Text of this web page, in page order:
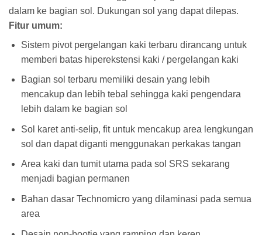
dalam ke bagian sol. Dukungan sol yang dapat dilepas.
Fitur umum:
Sistem pivot pergelangan kaki terbaru dirancang untuk
memberi batas hiperekstensi kaki / pergelangan kaki
Bagian sol terbaru memiliki desain yang lebih
mencakup dan lebih tebal sehingga kaki pengendara
lebih dalam ke bagian sol
Sol karet anti-selip, fit untuk mencakup area lengkungan
sol dan dapat diganti menggunakan perkakas tangan
Area kaki dan tumit utama pada sol SRS sekarang
menjadi bagian permanen
Bahan dasar Technomicro yang dilaminasi pada semua
area